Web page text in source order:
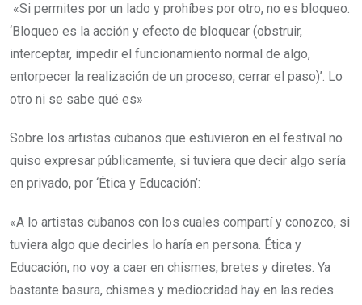
«Si permites por un lado y prohíbes por otro, no es bloqueo.
‘Bloqueo es la acción y efecto de bloquear (obstruir,
interceptar, impedir el funcionamiento normal de algo,
entorpecer la realización de un proceso, cerrar el paso)’. Lo
otro ni se sabe qué es»
Sobre los artistas cubanos que estuvieron en el festival no
quiso expresar públicamente, si tuviera que decir algo sería
en privado, por ‘Ética y Educación’:
«A lo artistas cubanos con los cuales compartí y conozco, si
tuviera algo que decirles lo haría en persona. Ética y
Educación, no voy a caer en chismes, bretes y diretes. Ya
bastante basura, chismes y mediocridad hay en las redes.